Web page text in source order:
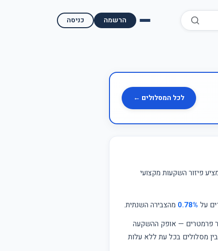
כניסה הרשמה
מאמרים ומדריכים
תשואות היסטוריות
תנאי שימוש
התחבר / הצטרף
לכל המסלולים ←
פיזור השקעות מקצועי
על 0.78% מהצבירה השנתית.
פרמטרים — אופק ההשקעה
מסלולים בכל עת ללא עלות